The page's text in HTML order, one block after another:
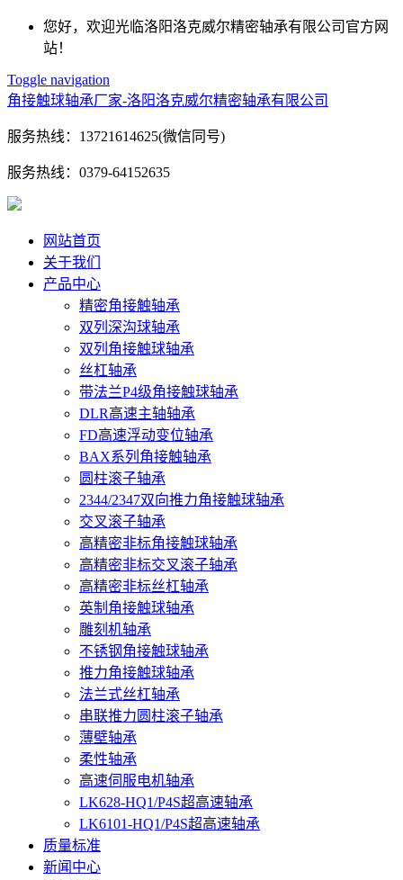
您好，欢迎光临洛阳洛克威尔精密轴承有限公司官方网
站！
Toggle navigation
角接触球轴承厂家-洛阳洛克威尔精密轴承有限公司
服务热线： 13721614625(微信同号)
服务热线： 0379-64152635
网站首页
关于我们
产品中心
精密角接触轴承
双列深沟球轴承
双列角接触球轴承
丝杠轴承
带法兰P4级角接触球轴承
DLR高速主轴轴承
FD高速浮动变位轴承
BAX系列角接触轴承
圆柱滚子轴承
2344/2347双向推力角接触球轴承
交叉滚子轴承
高精密非标角接触球轴承
高精密非标交叉滚子轴承
高精密非标丝杠轴承
英制角接触球轴承
雕刻机轴承
不锈钢角接触球轴承
推力角接触球轴承
法兰式丝杠轴承
串联推力圆柱滚子轴承
薄壁轴承
柔性轴承
高速伺服电机轴承
LK628-HQ1/P4S超高速轴承
LK6101-HQ1/P4S超高速轴承
质量标准
新闻中心